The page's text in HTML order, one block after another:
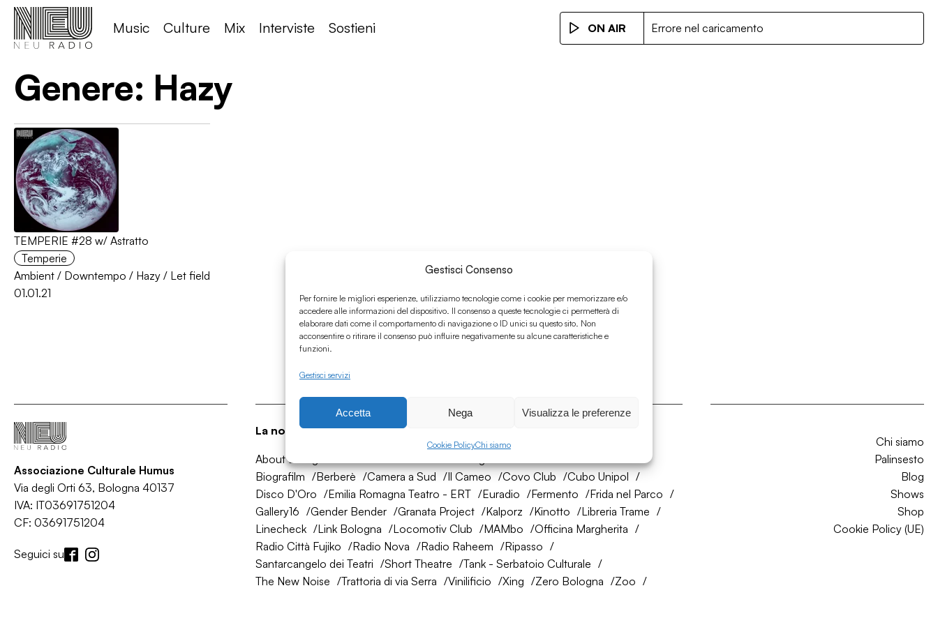
Gestisci Consenso
Per fornire le migliori esperienze, utilizziamo tecnologie come i cookie per memorizzare e/o
accedere alle informazioni del dispositivo. Il consenso a queste tecnologie ci permetterà di
elaborare dati come il comportamento di navigazione o ID unici su questo sito. Non
acconsentire o ritirare il consenso può influire negativamente su alcune caratteristiche e
funzioni.
Gestisci servizi
Accetta Nega Visualizza le preferenze
Cookie PolicyChi siamo
Music Culture Mix Interviste Sostieni ON AIR Errore nel caricamento
Genere: Hazy
TEMPERIE #28 w/ Astratto
Temperie
Ambient / Downtempo / Hazy / Let field
01.01.21
Associazione Culturale Humus
Via degli Orti 63, Bologna 40137
IVA: IT03691751204
CF: 03691751204
Seguici su
La nostra rete di amici
About Bologna
Biografilm
Berberè Camera a Sud Il Cameo Covo Club
Cubo Unipol
Disco D'Oro
Emilia Romagna Teatro - ERT Euradio Fermento
Frida nel Parco
Gallery16
Gender Bender Granata Project Kalporz Kinotto
Libreria Trame
Linecheck
Link Bologna Locomotiv Club MAMbo
Officina Margherita
Radio Città Fujiko
Radio Nova Radio Raheem
Ripasso
Santarcangelo dei Teatri
Short Theatre
Tank - Serbatoio Culturale
The New Noise
Trattoria di via Serra Vinilificio Xing Zero Bologna Zoo
Chi siamo
Palinsesto
Blog
Shows
Shop
Cookie Policy (UE)